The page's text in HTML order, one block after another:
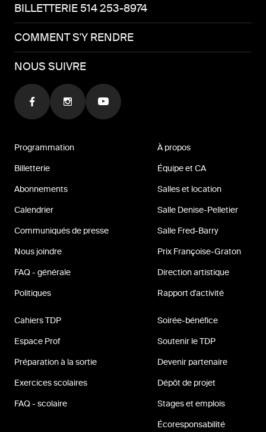
BILLETTERIE 514 253-8974
COMMENT S'Y RENDRE
NOUS SUIVRE
Programmation
Billetterie
Abonnements
Calendrier
Communiqués de presse
Nous joindre
FAQ - générale
Politiques
À propos
Équipe et CA
Salles et location
Salle Denise-Pelletier
Salle Fred-Barry
Prix Françoise-Graton
Direction artistique
Rapport d'activité
Cahiers TDP
Espace Prof
Préparation à la sortie
Exercices scolaires
FAQ - scolaire
Soirée-bénéfice
Soutenir le TDP
Devenir partenaire
Dépôt de projet
Stages et emplois
Écoresponsabilité